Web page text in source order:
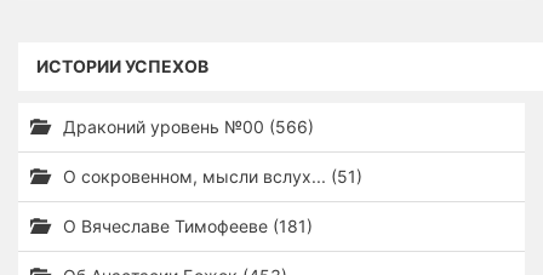
ИСТОРИИ УСПЕХОВ
Драконий уровень №00 (566)
О сокровенном, мысли вслух... (51)
О Вячеславе Тимофееве (181)